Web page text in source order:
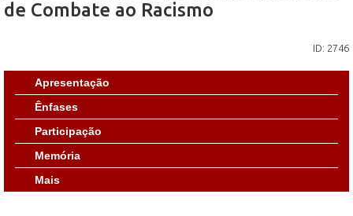
de Combate ao Racismo
ID: 2746
Apresentação
Ênfases
Participação
Memória
Mais